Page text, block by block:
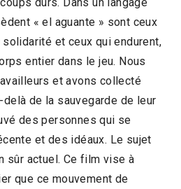
« el aguante » sont ceux
et ceux qui endurent,
entier dans le jeu. Nous
et avons collecté
de la sauvegarde de leur
des personnes qui se
et des idéaux. Le sujet
sûr actuel. Ce film vise à
que ce mouvement de